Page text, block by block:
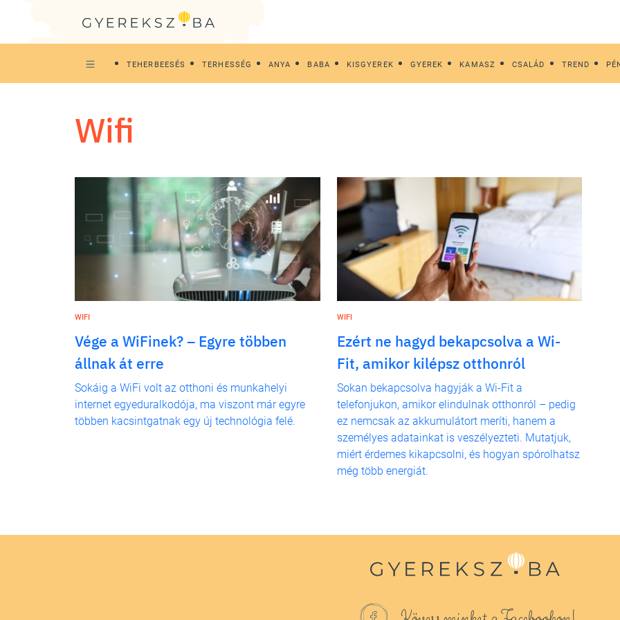
TEHERBEESÉS TERHESSÉG ANYA BABA KISGYEREK GYEREK KAMASZ CSALÁD TREND
wifi
WIFI
Vége a WiFinek? – Egyre többen
állnak át erre
Sokáig a WiFi volt az otthoni és munkahelyi
internet egyeduralkodója, ma viszont már egyre
többen kacsintgatnak egy új technológia felé.
WIFI
Ezért ne hagyd bekapcsolva a Wi-
Fit, amikor kilépsz otthonról
Sokan bekapcsolva hagyják a Wi-Fit a
telefonjukon, amikor elindulnak otthonról – pedig
ez nemcsak az akkumulátort meríti, hanem a
személyes adatainkat is veszélyezteti. Mutatjuk,
miért érdemes kikapcsolni, és hogyan spórolhatsz
még több energiát.